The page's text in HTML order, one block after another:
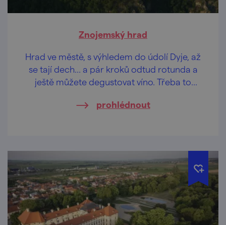
Znojemský hrad
Hrad ve městě, s výhledem do údolí Dyje, až
se tají dech… a pár kroků odtud rotunda a
ještě můžete degustovat víno. Třeba to
prohlédnout